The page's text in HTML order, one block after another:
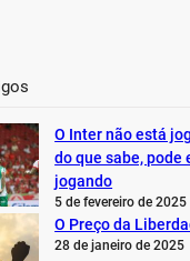
O Inter não está
do que sabe, pode
jogando
5 de fevereiro de 2025
O Preço da
28 de janeiro de 2025